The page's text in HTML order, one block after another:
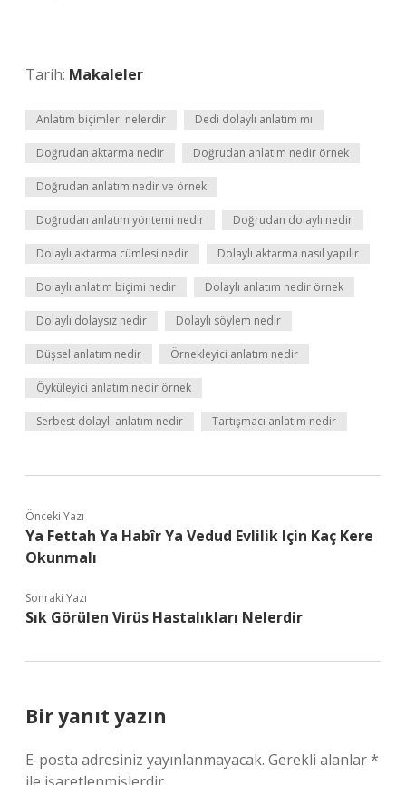
Tarih: Makaleler
Anlatım biçimleri nelerdir Dedi dolaylı anlatım mı
Doğrudan aktarma nedir Doğrudan anlatım nedir örnek
Doğrudan anlatım nedir ve örnek
Doğrudan anlatım yöntemi nedir Doğrudan dolaylı nedir
Dolaylı aktarma cümlesi nedir Dolaylı aktarma nasıl yapılır
Dolaylı anlatım biçimi nedir Dolaylı anlatım nedir örnek
Dolaylı dolaysız nedir Dolaylı söylem nedir
Düşsel anlatım nedir Örnekleyici anlatım nedir
Öyküleyici anlatım nedir örnek
Serbest dolaylı anlatım nedir Tartışmacı anlatım nedir
Önceki Yazı
Ya Fettah Ya Habîr Ya Vedud Evlilik Için Kaç Kere
Okunmalı
Sonraki Yazı
Sık Görülen Virüs Hastalıkları Nelerdir
Bir yanıt yazın
E-posta adresiniz yayınlanmayacak. Gerekli alanlar*